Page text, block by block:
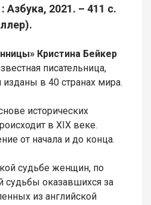
Азбука, 2021. – 411 с.
Кристина Бейкер
писательница,
в 40 странах мира.
исторических
в XIX веке.
от начала и до конца.
судьбе женщин, по
судьбы оказавшихся за
из английской